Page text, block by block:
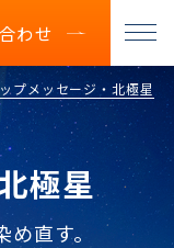
わせ
プメッセージ・北極星
極星
直す。